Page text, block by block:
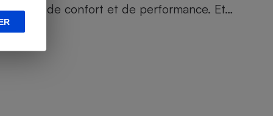
de confort et de performance. Et…